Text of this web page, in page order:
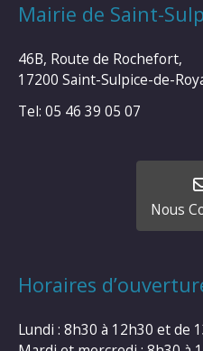
Mairie de Saint-
46B, Route de Rochefort,
17200 Saint-Sulpice-de-
Tel: 05 46 39 05 07
Nous
Horaires
Lundi : 8h30 à 12h30 et de